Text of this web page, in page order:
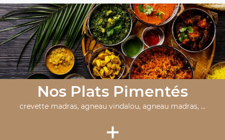
Nos Plats Pimentés
crevette madras, agneau vindalou, agneau madras, ...
+